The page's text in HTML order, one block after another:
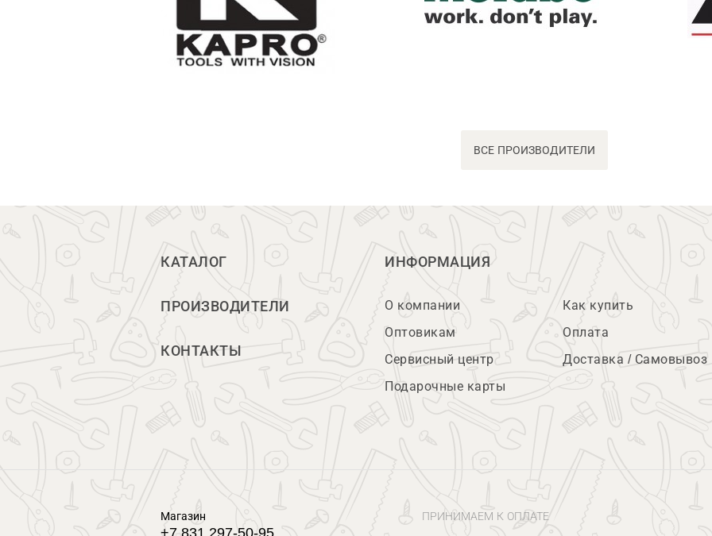
ВСЕ ПРОИЗВОДИТЕЛИ
КАТАЛОГ
ПРОИЗВОДИТЕЛИ
КОНТАКТЫ
ИНФОРМАЦИЯ
О компании
Оптовикам
Сервисный центр
Подарочные карты
Как купить
Оплата
Доставка / Самовывоз
Магазин
+7 831 297-50-95
ПРИНИМАЕМ К ОПЛАТЕ